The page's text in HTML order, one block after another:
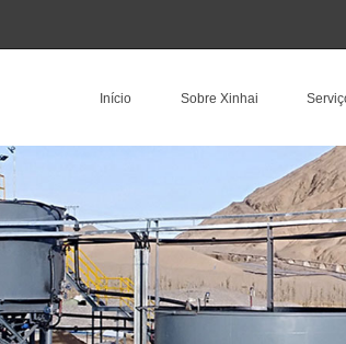
Sobre Xinhai
Início